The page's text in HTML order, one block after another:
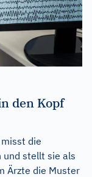
den Kopf
misst die
und stellt sie als
Ärzte die Muster